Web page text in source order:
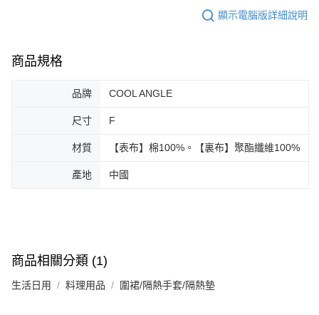
顯示電腦版詳細說明
商品規格
品牌 COOL ANGLE
尺寸 F
材質 【表布】棉100%。【裏布】聚酯纖維100%
產地 中國
商品相關分類 (1)
生活日用 料理用品 圍裙/隔熱手套/隔熱墊